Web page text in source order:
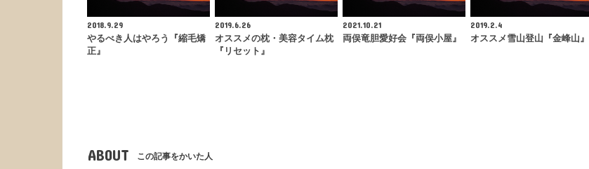
2018.9.29
やるべき人はやろう『縮毛矯
正』
2019.6.26
オススメの枕・美容タイム枕
『リセット』
2021.10.21
両俣竜胆愛好会『両俣小屋』
2019.2.4
オススメ雪山登山『金峰山』
ABOUT この記事をかいた人